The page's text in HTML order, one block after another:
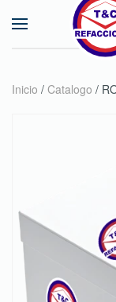
Skip to main
Inicio / Catalogo /